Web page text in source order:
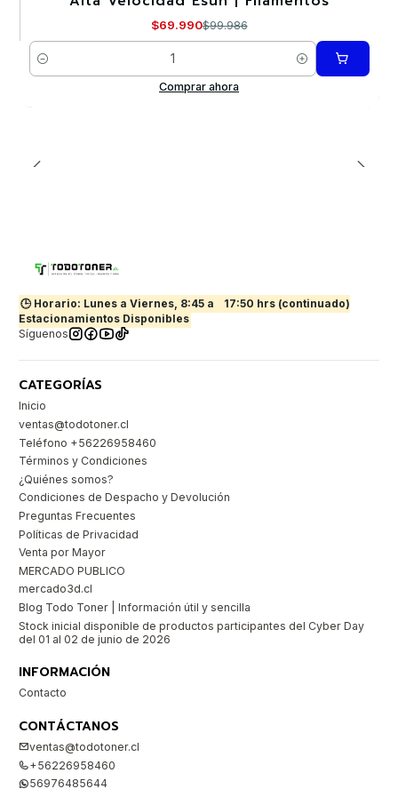
$69.990$99.986
Cantidad
Comprar ahora
🕒 Horario: Lunes a Viernes, 8:45 a
17:50 hrs (continuado)
Estacionamientos Disponibles
Síguenos
CATEGORÍAS
Inicio
ventas@todotoner.cl
Teléfono +56226958460
Términos y Condiciones
¿Quiénes somos?
Condiciones de Despacho y Devolución
Preguntas Frecuentes
Políticas de Privacidad
Venta por Mayor
MERCADO PUBLICO
mercado3d.cl
Blog Todo Toner | Información útil y sencilla
Stock inicial disponible de productos participantes del Cyber Day
del 01 al 02 de junio de 2026
INFORMACIÓN
Contacto
CONTÁCTANOS
ventas@todotoner.cl
+56226958460
56976485644